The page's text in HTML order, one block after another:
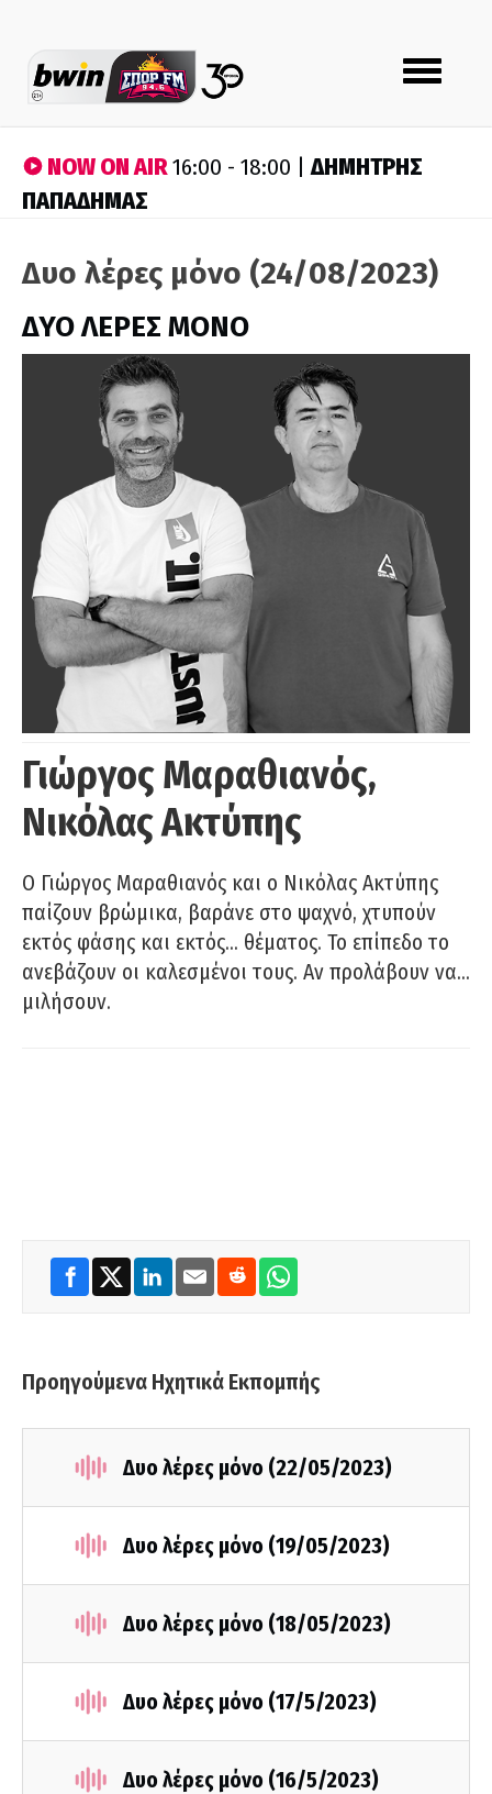
Toggle
navigation
NOW ON AIR16:00 - 18:00 |ΔΗΜΗΤΡΗΣ
ΠΑΠΑΔΗΜΑΣ
Δυο λέρες μόνο (24/08/2023)
ΔΥΟ ΛΕΡΕΣ ΜΟΝΟ
Γιώργος Μαραθιανός,
Νικόλας Ακτύπης
Ο Γιώργος Μαραθιανός και ο Νικόλας Ακτύπης
παίζουν βρώμικα, βαράνε στο ψαχνό, χτυπούν
εκτός φάσης και εκτός… θέματος. Το επίπεδο το
ανεβάζουν οι καλεσμένοι τους. Αν προλάβουν να…
μιλήσουν.
Προηγούμενα Ηχητικά Εκπομπής
Δυο λέρες μόνο (22/05/2023)
Δυο λέρες μόνο (19/05/2023)
Δυο λέρες μόνο (18/05/2023)
Δυο λέρες μόνο (17/5/2023)
Δυο λέρες μόνο (16/5/2023)